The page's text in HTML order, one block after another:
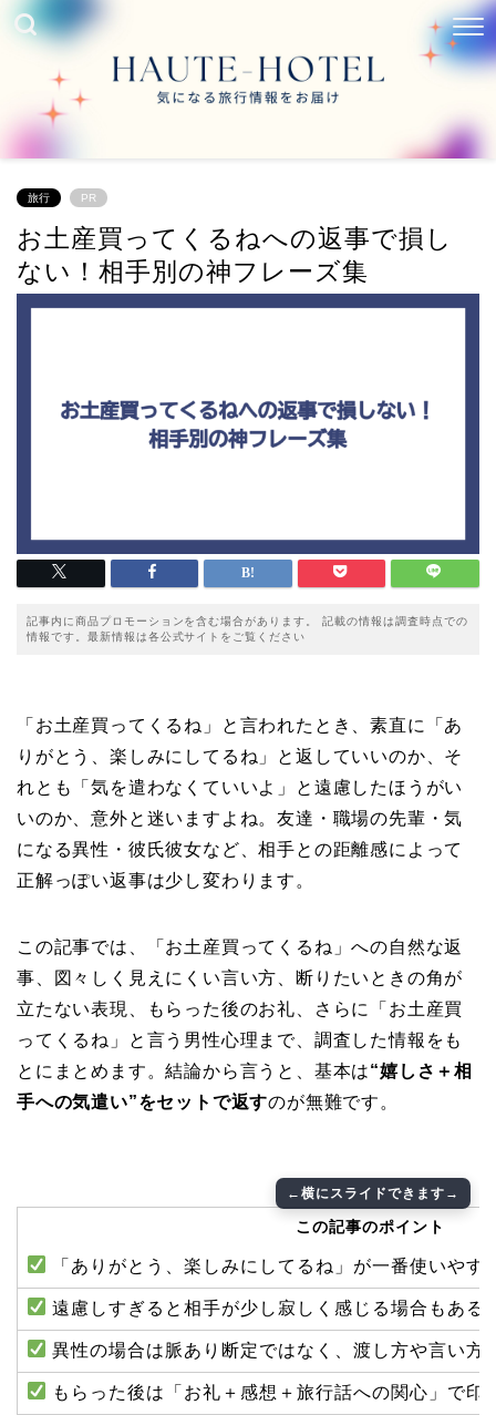
旅行 PR
お土産買ってくるねへの返事で損し
ない！相手別の神フレーズ集
記事内に商品プロモーションを含む場合があります。 記載の情報は調査時点での
情報です。最新情報は各公式サイトをご覧ください
「お土産買ってくるね」と言われたとき、素直に「あ
りがとう、楽しみにしてるね」と返していいのか、そ
れとも「気を遣わなくていいよ」と遠慮したほうがい
いのか、意外と迷いますよね。友達・職場の先輩・気
になる異性・彼氏彼女など、相手との距離感によって
正解っぽい返事は少し変わります。
この記事では、「お土産買ってくるね」への自然な返
事、図々しく見えにくい言い方、断りたいときの角が
立たない表現、もらった後のお礼、さらに「お土産買
ってくるね」と言う男性心理まで、調査した情報をも
とにまとめます。結論から言うと、基本は“嬉しさ＋相
手への気遣い”をセットで返すのが無難です。
この記事のポイント
「ありがとう、楽しみにしてるね」が一番使いやす
遠慮しすぎると相手が少し寂しく感じる場合もある
異性の場合は脈あり断定ではなく、渡し方や言い方
もらった後は「お礼＋感想＋旅行話への関心」で印